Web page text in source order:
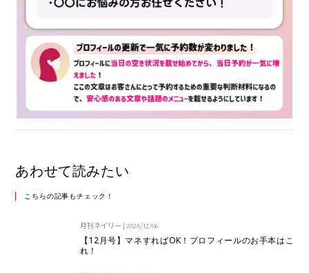
あわせて読みたい
こちらの記事もチェック！
月刊ネイリー |2024/12/06
【12月号】マネすればOK！プロフィールのお手本はこ
れ！